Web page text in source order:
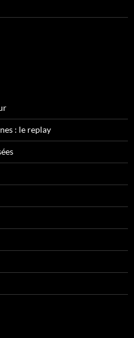
: le replay